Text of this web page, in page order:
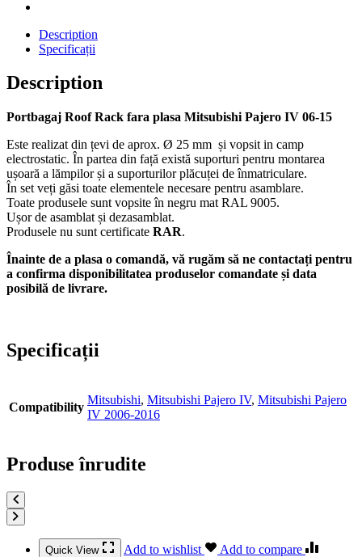
Description
Specificații
Description
Portbagaj Roof Rack fara plasa Mitsubishi Pajero IV 06-15
Este realizat din țevi de aprox. Ø 25 mm și vopsit in camp
electrostatic. În partea din față există suporturi pentru montarea
ușoară a lămpilor și a suporturilor plăcuței de înmatriculare.
În set veți găsi toate elementele necesare pentru asamblare.
Toate produsele sunt vopsite în negru mat RAL 9005.
Ușor de asamblat și dezasamblat.
Produsele nu sunt certificate RAR.
Înainte de a plasa o comandă, vă rugăm să ne contactați pentru
a confirma disponibilitatea produselor comandate și data
posibilă de livrare.
Specificații
Compatibility
Mitsubishi, Mitsubishi Pajero IV, Mitsubishi Pajero
IV 2006-2016
Produse înrudite
Quick View Add to wishlist Add to compare